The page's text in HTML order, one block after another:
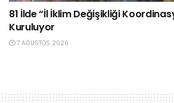
81 İlde “İl İklim Değişikliği
Kuruluyor
7 AĞUSTOS 2026